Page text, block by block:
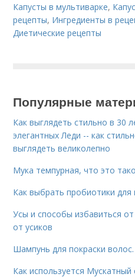
Капусты в мультиварке,
рецепты, Ингредиенты в
Диетические рецепты
Популярные
Как выглядеть стильно в 30
элегантных Леди -- как
выглядеть великолепно
Мука темпурная, что это
Как выбрать пробиотики
Усы и способы избавиться
от усиков
Шампунь для покраски
Как используется